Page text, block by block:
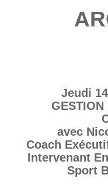
Jeudi
GESTION
avec
Coach
Intervenant
Sport